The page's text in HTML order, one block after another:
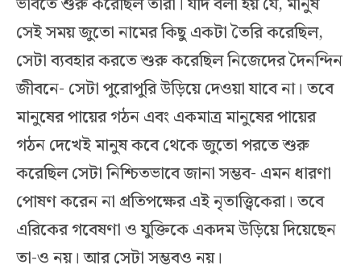
সেই সময় জুতো নামের কিছু একটা তৈরি করেছিল,
সেটা ব্যবহার করতে শুরু করেছিল নিজেদের দৈনন্দিন
জীবনে- সেটা পুরোপুরি উড়িয়ে দেওয়া যাবে না। তবে
মানুষের পায়ের গঠন এবং একমাত্র মানুষের পায়ের
গঠন দেখেই মানুষ কবে থেকে জুতো পরতে শুরু
করেছিল সেটা নিশ্চিতভাবে জানা সম্ভব- এমন ধারণা
পোষণ করেন না প্রতিপক্ষের এই নৃতাত্ত্বিকেরা। তবে
এরিকের গবেষণা ও যুক্তিকে একদম উড়িয়ে দিয়েছেন
তা-ও নয়। আর সেটা সম্ভবও নয়।